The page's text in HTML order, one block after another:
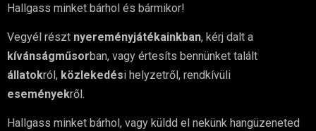
Hallgass minket bárhol és bármikor!
Vegyél részt nyereményjátékainkban, kérj dalt a
kívánságműsorban, vagy értesíts bennünket talált
állatokról, közlekedési helyzetről, rendkívüli
eseményekről.
Hallgass minket bárhol, vagy küldd el nekünk hangüzeneted